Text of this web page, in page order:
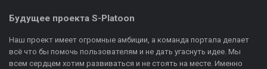
Будущее проекта S-Platoon
Наш проект имеет огромные амбиции, а команда портала делает
всё что бы помочь пользователям и не дать угаснуть идее. Мы
всем сердцем хотим развиваться и не стоять на месте. Именно